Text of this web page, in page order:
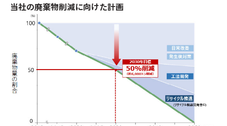
当社の廃棄物削減に向けた計画